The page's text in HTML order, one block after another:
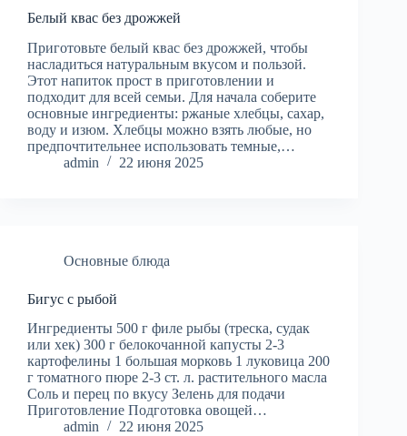
Белый квас без дрожжей
Приготовьте белый квас без дрожжей, чтобы
насладиться натуральным вкусом и пользой.
Этот напиток прост в приготовлении и
подходит для всей семьи. Для начала соберите
основные ингредиенты: ржаные хлебцы, сахар,
воду и изюм. Хлебцы можно взять любые, но
предпочтительнее использовать темные,…
admin
22 июня 2025
Основные блюда
Бигус с рыбой
Ингредиенты 500 г филе рыбы (треска, судак
или хек) 300 г белокочанной капусты 2-3
картофелины 1 большая морковь 1 луковица 200
г томатного пюре 2-3 ст. л. растительного масла
Соль и перец по вкусу Зелень для подачи
Приготовление Подготовка овощей…
admin
22 июня 2025